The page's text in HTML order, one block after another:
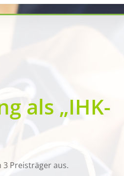
als „IHK-
Preisträger aus.